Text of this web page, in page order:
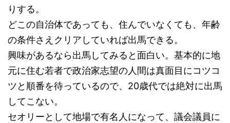
りする。
どこの自治体であっても、住んでいなくても、年齢
の条件さえクリアしていれば出馬できる。
興味があるなら出馬してみると面白い。基本的に地
元に住む若者で政治家志望の人間は真面目にコツコ
ツと順番を待っているので、20歳代では絶対に出馬
してこない。
セオリーとして地場で有名人になって、議会議員に